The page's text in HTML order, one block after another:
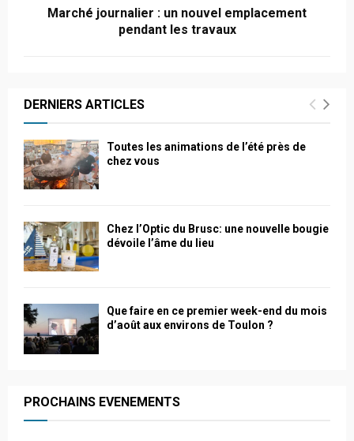
Marché journalier : un nouvel emplacement
pendant les travaux
DERNIERS ARTICLES
Toutes les animations de l’été près de
chez vous
Chez l’Optic du Brusc: une nouvelle bougie
dévoile l’âme du lieu
Que faire en ce premier week-end du mois
d’août aux environs de Toulon ?
PROCHAINS EVENEMENTS